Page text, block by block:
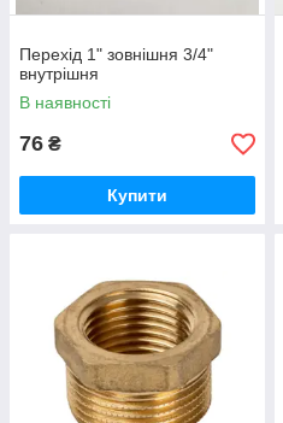
Перехід 1" зовнішня 3/4"
внутрішня
В наявності
76 ₴
Купити